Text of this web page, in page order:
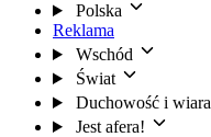
Polska
Reklama
Wschód
Świat
Duchowość i wiara
Jest afera!